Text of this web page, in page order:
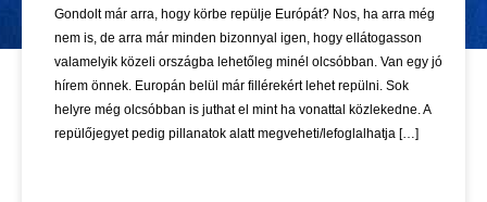
Gondolt már arra, hogy körbe repülje Európát? Nos, ha arra még
nem is, de arra már minden bizonnyal igen, hogy ellátogasson
valamelyik közeli országba lehetőleg minél olcsóbban. Van egy jó
hírem önnek. Europán belül már fillérekért lehet repülni. Sok
helyre még olcsóbban is juthat el mint ha vonattal közlekedne. A
repülőjegyet pedig pillanatok alatt megveheti/lefoglalhatja […]